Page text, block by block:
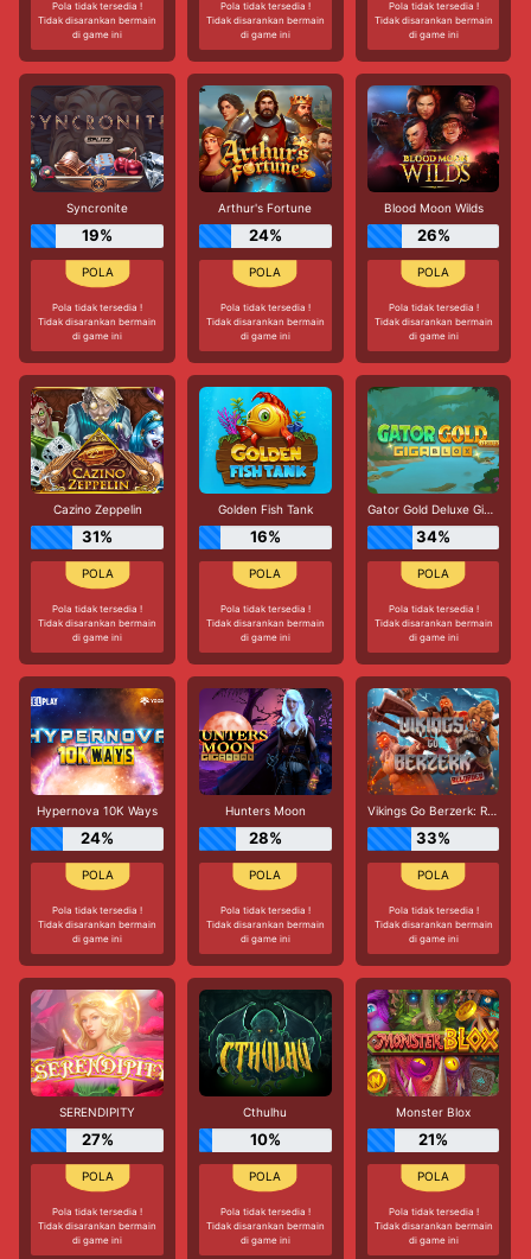
Pola tidak tersedia !
Tidak disarankan bermain
di game ini
Pola tidak tersedia !
Tidak disarankan bermain
di game ini
Pola tidak tersedia !
Tidak disarankan bermain
di game ini
Syncronite
19%
Pola tidak tersedia !
Tidak disarankan bermain
di game ini
Arthur's Fortune
24%
Pola tidak tersedia !
Tidak disarankan bermain
di game ini
Blood Moon Wilds
26%
Pola tidak tersedia !
Tidak disarankan bermain
di game ini
Cazino Zeppelin
31%
Pola tidak tersedia !
Tidak disarankan bermain
di game ini
Golden Fish Tank
16%
Pola tidak tersedia !
Tidak disarankan bermain
di game ini
Gator Gold Deluxe Gigablox
34%
Pola tidak tersedia !
Tidak disarankan bermain
di game ini
Hypernova 10K Ways
24%
Pola tidak tersedia !
Tidak disarankan bermain
di game ini
Hunters Moon
28%
Pola tidak tersedia !
Tidak disarankan bermain
di game ini
Vikings Go Berzerk: Reloaded
33%
Pola tidak tersedia !
Tidak disarankan bermain
di game ini
SERENDIPITY
27%
Pola tidak tersedia !
Tidak disarankan bermain
di game ini
Cthulhu
10%
Pola tidak tersedia !
Tidak disarankan bermain
di game ini
Monster Blox
21%
Pola tidak tersedia !
Tidak disarankan bermain
di game ini